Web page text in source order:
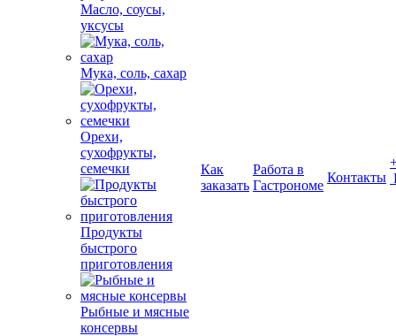
Масло, соусы,
уксусы
Мука, соль, сахар
Орехи,
сухофрукты,
семечки
Продукты
быстрого
приготовления
Рыбные и мясные
консервы
Как
заказать
Работа в
Гастрономе
Контакты